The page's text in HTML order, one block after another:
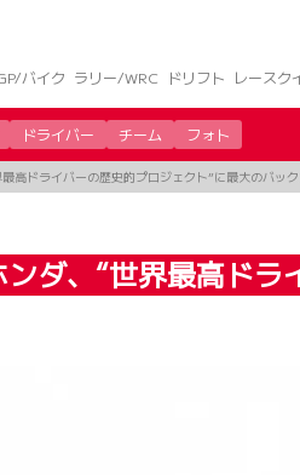
バイク ラリー/WRC ドリフト レースク
ドライバー チーム フォト
高ドライバーの歴史的プロジェクト”に最大のバッ
ダ、“世界最高ド